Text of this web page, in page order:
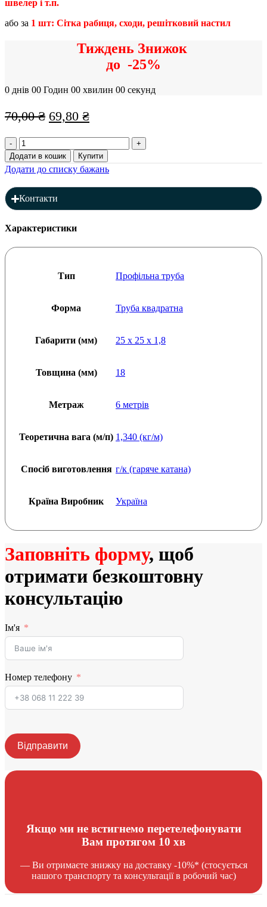
швелер і т.п.
або за 1 шт: Сітка рабиця, сходи, решітковий настил
Тиждень Знижок
до -25%
0 днів 00 Годин 00 хвилин 00 секунд
70,00₴ Оригінальна
70,00 ₴.
69,80 ₴Поточна
69,80 ₴.
Профільна
труба
25
x
25
x
(L=6000),
1,8
Додати в кошик Купити
Додати до списку бажань
Контакти
Характеристики
Тип Профільна труба
Форма Труба квадратна
Габарити (мм) 25 x 25 x 1,8
Товщина (мм) 18
Метраж 6 метрів
Теоретична вага (м/п) 1,340 (кг/м)
Спосіб виготовлення г/к (гаряче катана)
Країна Виробник Україна
Заповніть форму, щоб
отримати безкоштовну
консультацію
Ім'я
Номер телефону
Відправити
Якщо ми не встигнемо перетелефонувати
Вам протягом 10 хв
— Ви отримаєте знижку на доставку -10%* (стосується
нашого транспорту та консультації в робочий час)